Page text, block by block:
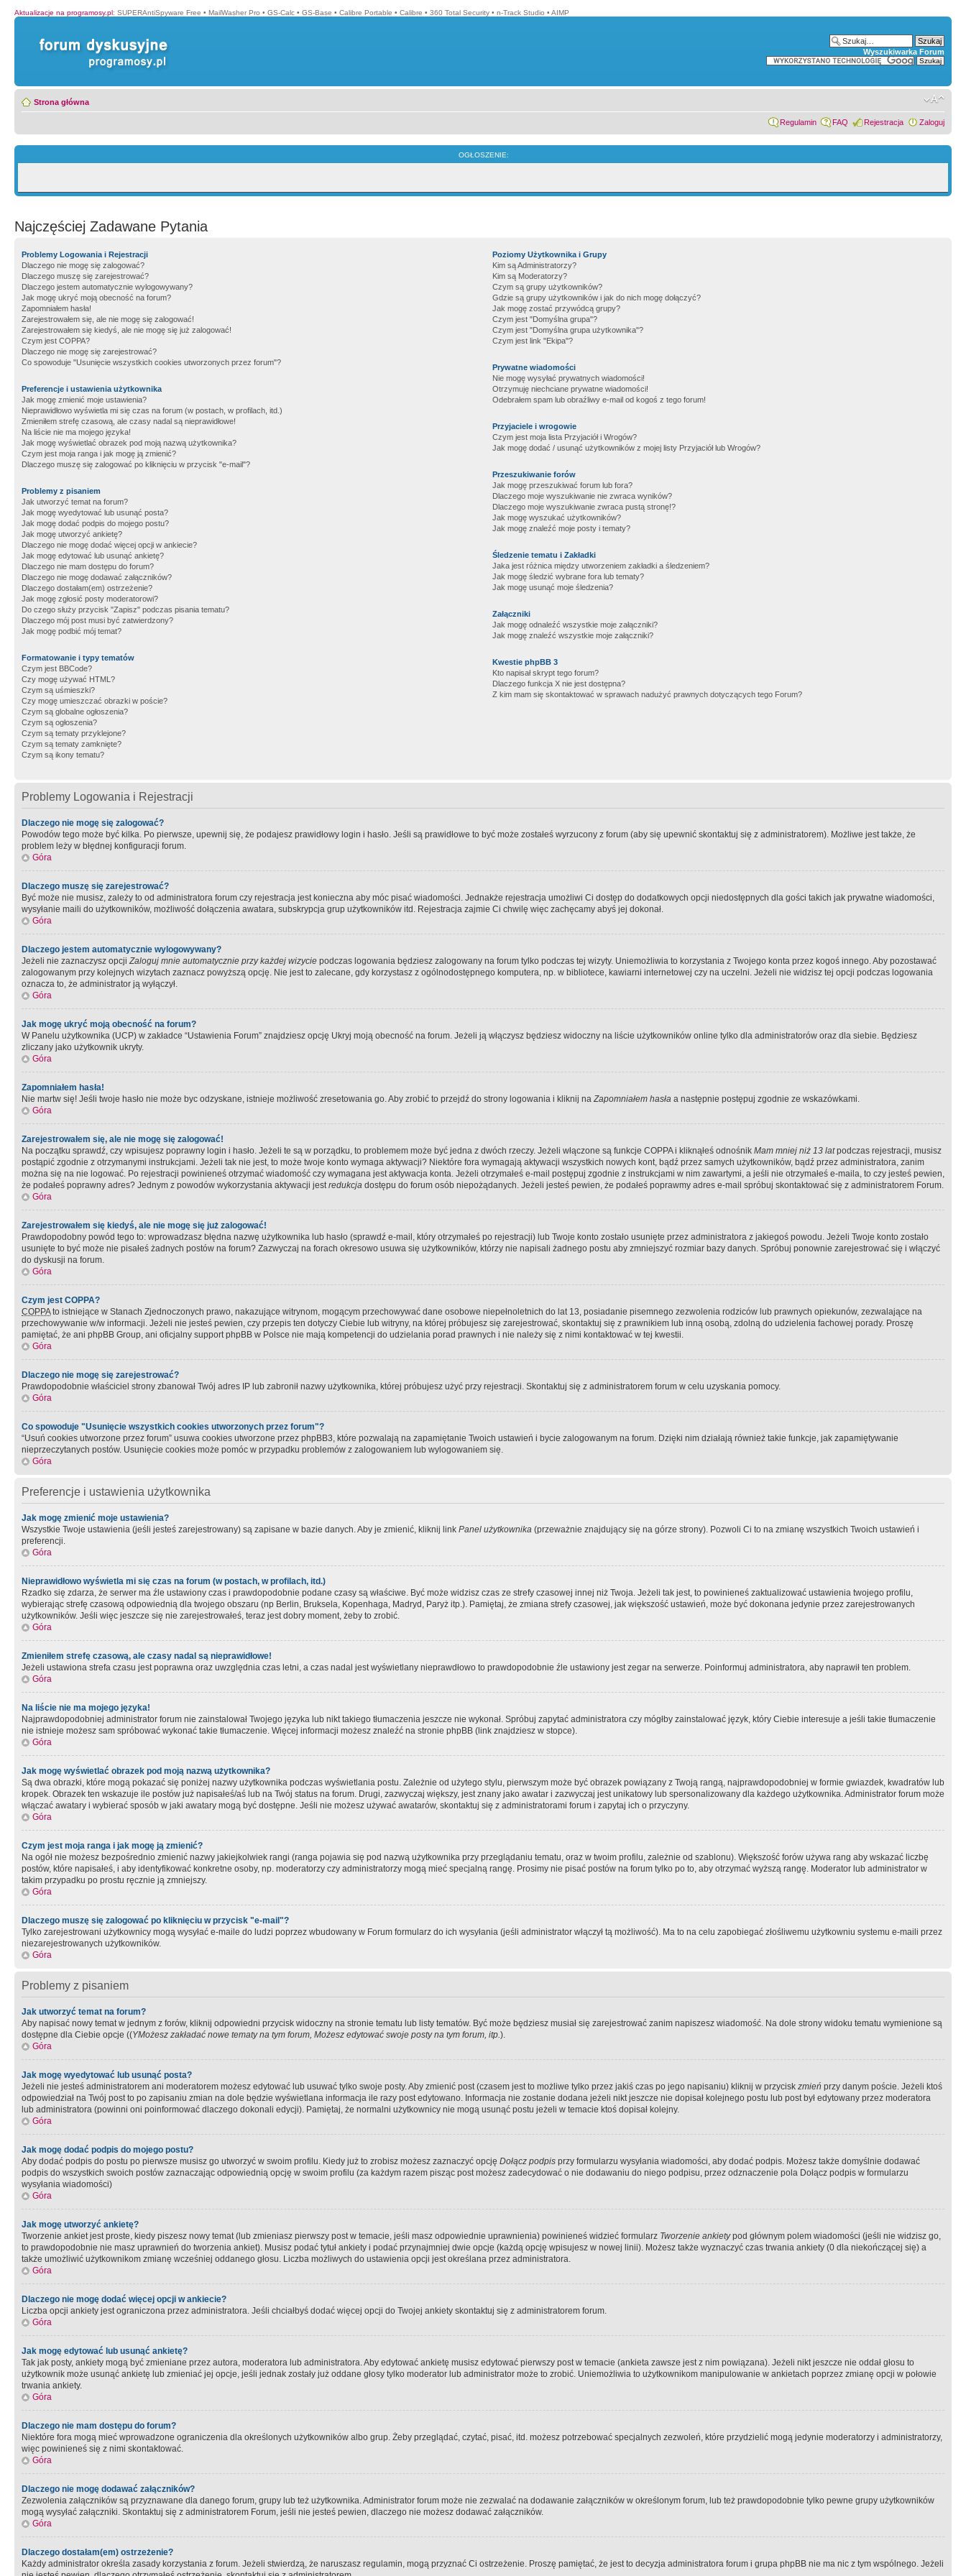
Aktualizacje na programosy.pl: SUPERAntiSpyware Free • MailWasher Pro • GS-Calc • GS-Base • Calibre Portable • Calibre • 360 Total Security • n-Track Studio • AIMP
Wyszukiwarka Forum
Strona główna
Regulamin FAQ Rejestracja Zaloguj
OGŁOSZENIE:
Najczęściej Zadawane Pytania
Problemy Logowania i Rejestracji
Dlaczego nie mogę się zalogować?
Dlaczego muszę się zarejestrować?
Dlaczego jestem automatycznie wylogowywany?
Jak mogę ukryć moją obecność na forum?
Zapomniałem hasła!
Zarejestrowałem się, ale nie mogę się zalogować!
Zarejestrowałem się kiedyś, ale nie mogę się już zalogować!
Czym jest COPPA?
Dlaczego nie mogę się zarejestrować?
Co spowoduje "Usunięcie wszystkich cookies utworzonych przez forum"?
Preferencje i ustawienia użytkownika
Jak mogę zmienić moje ustawienia?
Nieprawidłowo wyświetla mi się czas na forum (w postach, w profilach, itd.)
Zmieniłem strefę czasową, ale czasy nadal są nieprawidłowe!
Na liście nie ma mojego języka!
Jak mogę wyświetlać obrazek pod moją nazwą użytkownika?
Czym jest moja ranga i jak mogę ją zmienić?
Dlaczego muszę się zalogować po kliknięciu w przycisk "e-mail"?
Problemy z pisaniem
Jak utworzyć temat na forum?
Jak mogę wyedytować lub usunąć posta?
Jak mogę dodać podpis do mojego postu?
Jak mogę utworzyć ankietę?
Dlaczego nie mogę dodać więcej opcji w ankiecie?
Jak mogę edytować lub usunąć ankietę?
Dlaczego nie mam dostępu do forum?
Dlaczego nie mogę dodawać załączników?
Dlaczego dostałam(em) ostrzeżenie?
Jak mogę zgłosić posty moderatorowi?
Do czego służy przycisk "Zapisz" podczas pisania tematu?
Dlaczego mój post musi być zatwierdzony?
Jak mogę podbić mój temat?
Formatowanie i typy tematów
Czym jest BBCode?
Czy mogę używać HTML?
Czym są uśmieszki?
Czy mogę umieszczać obrazki w poście?
Czym są globalne ogłoszenia?
Czym są ogłoszenia?
Czym są tematy przyklejone?
Czym są tematy zamknięte?
Czym są ikony tematu?
Poziomy Użytkownika i Grupy
Kim są Administratorzy?
Kim są Moderatorzy?
Czym są grupy użytkowników?
Gdzie są grupy użytkowników i jak do nich mogę dołączyć?
Jak mogę zostać przywódcą grupy?
Czym jest "Domyślna grupa"?
Czym jest "Domyślna grupa użytkownika"?
Czym jest link "Ekipa"?
Prywatne wiadomości
Nie mogę wysyłać prywatnych wiadomości!
Otrzymuję niechciane prywatne wiadomości!
Odebrałem spam lub obraźliwy e-mail od kogoś z tego forum!
Przyjaciele i wrogowie
Czym jest moja lista Przyjaciół i Wrogów?
Jak mogę dodać / usunąć użytkowników z mojej listy Przyjaciół lub Wrogów?
Przeszukiwanie forów
Jak mogę przeszukiwać forum lub fora?
Dlaczego moje wyszukiwanie nie zwraca wyników?
Dlaczego moje wyszukiwanie zwraca pustą stronę!?
Jak mogę wyszukać użytkowników?
Jak mogę znaleźć moje posty i tematy?
Śledzenie tematu i Zakładki
Jaka jest różnica między utworzeniem zakładki a śledzeniem?
Jak mogę śledzić wybrane fora lub tematy?
Jak mogę usunąć moje śledzenia?
Załączniki
Jak mogę odnaleźć wszystkie moje załączniki?
Jak mogę znaleźć wszystkie moje załączniki?
Kwestie phpBB 3
Kto napisał skrypt tego forum?
Dlaczego funkcja X nie jest dostępna?
Z kim mam się skontaktować w sprawach nadużyć prawnych dotyczących tego Forum?
Problemy Logowania i Rejestracji
Dlaczego nie mogę się zalogować?
Powodów tego może być kilka. Po pierwsze, upewnij się, że podajesz prawidłowy login i hasło. Jeśli są prawidłowe to być może zostałeś wyrzucony z forum (aby się upewnić skontaktuj się z administratorem). Możliwe jest także, że
problem leży w błędnej konfiguracji forum.
Góra
Dlaczego muszę się zarejestrować?
Być może nie musisz, zależy to od administratora forum czy rejestracja jest konieczna aby móc pisać wiadomości. Jednakże rejestracja umożliwi Ci dostęp do dodatkowych opcji niedostępnych dla gości takich jak prywatne wiadomości,
wysyłanie maili do użytkowników, możliwość dołączenia awatara, subskrypcja grup użytkowników itd. Rejestracja zajmie Ci chwilę więc zachęcamy abyś jej dokonał.
Góra
Dlaczego jestem automatycznie wylogowywany?
Jeżeli nie zaznaczysz opcjiZaloguj mnie automatycznie przy każdej wizycie podczas logowania będziesz zalogowany na forum tylko podczas tej wizyty. Uniemożliwia to korzystania z Twojego konta przez kogoś innego. Aby pozostawać
zalogowanym przy kolejnych wizytach zaznacz powyższą opcję. Nie jest to zalecane, gdy korzystasz z ogólnodostępnego komputera, np. w bibliotece, kawiarni internetowej czy na uczelni. Jeżeli nie widzisz tej opcji podczas logowania
oznacza to, że administrator ją wyłączył.
Góra
Jak mogę ukryć moją obecność na forum?
W Panelu użytkownika (UCP) w zakładce “Ustawienia Forum” znajdziesz opcję Ukryj moją obecność na forum. Jeżeli ją włączysz będziesz widoczny na liście użytkowników online tylko dla administratorów oraz dla siebie. Będziesz
zliczany jako użytkownik ukryty.
Góra
Zapomniałem hasła!
Nie martw się! Jeśli twoje hasło nie może byc odzyskane, istnieje możliwość zresetowania go. Aby zrobić to przejdź do strony logowania i kliknij naZapomniałem hasła a następnie postępuj zgodnie ze wskazówkami.
Góra
Zarejestrowałem się, ale nie mogę się zalogować!
Na początku sprawdź, czy wpisujesz poprawny login i hasło. Jeżeli te są w porządku, to problemem może być jedna z dwóch rzeczy. Jeżeli włączone są funkcje COPPA i kliknąłeś odnośnik Mam mniej niż 13 latpodczas rejestracji, musisz
postąpić zgodnie z otrzymanymi instrukcjami. Jeżeli tak nie jest, to może twoje konto wymaga aktywacji? Niektóre fora wymagają aktywacji wszystkich nowych kont, bądź przez samych użytkowników, bądź przez administratora, zanim
można się na nie logować. Po rejestracji powinieneś otrzymać wiadomość czy wymagana jest aktywacja konta. Jeżeli otrzymałeś e-mail postępuj zgodnie z instrukcjami w nim zawartymi, a jeśli nie otrzymałeś e-maila, to czy jesteś pewien,
że podałeś poprawny adres? Jednym z powodów wykorzystania aktywacji jestredukcja dostępu do forum osób niepożądanych. Jeżeli jesteś pewien, że podałeś poprawmy adres e-mail spróbuj skontaktować się z administratorem Forum.
Góra
Zarejestrowałem się kiedyś, ale nie mogę się już zalogować!
Prawdopodobny powód tego to: wprowadzasz błędna nazwę użytkownika lub hasło (sprawdź e-mail, który otrzymałeś po rejestracji) lub Twoje konto zostało usunięte przez administratora z jakiegoś powodu. Jeżeli Twoje konto zostało
usunięte to być może nie pisałeś żadnych postów na forum? Zazwyczaj na forach okresowo usuwa się użytkowników, którzy nie napisali żadnego postu aby zmniejszyć rozmiar bazy danych. Spróbuj ponownie zarejestrować się i włączyć
do dyskusji na forum.
Góra
Czym jest COPPA?
COPPAto istniejące w Stanach Zjednoczonych prawo, nakazujące witrynom, mogącym przechowywać dane osobowe niepełnoletnich do lat 13, posiadanie pisemnego zezwolenia rodziców lub prawnych opiekunów, zezwalające na
przechowywanie w/w informacji. Jeżeli nie jesteś pewien, czy przepis ten dotyczy Ciebie lub witryny, na której próbujesz się zarejestrować, skontaktuj się z prawnikiem lub inną osobą, zdolną do udzielenia fachowej porady. Proszę
pamiętać, że ani phpBB Group, ani oficjalny support phpBB w Polsce nie mają kompetencji do udzielania porad prawnych i nie należy się z nimi kontaktować w tej kwestii.
Góra
Dlaczego nie mogę się zarejestrować?
Prawdopodobnie właściciel strony zbanował Twój adres IP lub zabronił nazwy użytkownika, której próbujesz użyć przy rejestracji. Skontaktuj się z administratorem forum w celu uzyskania pomocy.
Góra
Co spowoduje "Usunięcie wszystkich cookies utworzonych przez forum"?
“Usuń cookies utworzone przez forum” usuwa cookies utworzone przez phpBB3, które pozwalają na zapamiętanie Twoich ustawień i bycie zalogowanym na forum. Dzięki nim działają również takie funkcje, jak zapamiętywanie
nieprzeczytanych postów. Usunięcie cookies może pomóc w przypadku problemów z zalogowaniem lub wylogowaniem się.
Góra
Preferencje i ustawienia użytkownika
Jak mogę zmienić moje ustawienia?
Wszystkie Twoje ustawienia (jeśli jesteś zarejestrowany) są zapisane w bazie danych. Aby je zmienić, kliknij link Panel użytkownika (przeważnie znajdujący się na górze strony). Pozwoli Ci to na zmianę wszystkich Twoich ustawień i
preferencji.
Góra
Nieprawidłowo wyświetla mi się czas na forum (w postach, w profilach, itd.)
Rzadko się zdarza, że serwer ma źle ustawiony czas i prawdopodobnie podane czasy są właściwe. Być może widzisz czas ze strefy czasowej innej niż Twoja. Jeżeli tak jest, to powinieneś zaktualizować ustawienia twojego profilu,
wybierając strefę czasową odpowiednią dla twojego obszaru (np Berlin, Bruksela, Kopenhaga, Madryd, Paryż itp.). Pamiętaj, że zmiana strefy czasowej, jak większość ustawień, może być dokonana jedynie przez zarejestrowanych
użytkowników. Jeśli więc jeszcze się nie zarejestrowałeś, teraz jest dobry moment, żeby to zrobić.
Góra
Zmieniłem strefę czasową, ale czasy nadal są nieprawidłowe!
Jeżeli ustawiona strefa czasu jest poprawna oraz uwzględnia czas letni, a czas nadal jest wyświetlany nieprawdłowo to prawdopodobnie źle ustawiony jest zegar na serwerze. Poinformuj administratora, aby naprawił ten problem.
Góra
Na liście nie ma mojego języka!
Najprawdopodobniej administrator forum nie zainstalował Twojego języka lub nikt takiego tłumaczenia jeszcze nie wykonał. Spróbuj zapytać administratora czy mógłby zainstalować język, który Ciebie interesuje a jeśli takie tłumaczenie
nie istnieje możesz sam spróbować wykonać takie tłumaczenie. Więcej informacji możesz znaleźć na stronie phpBB (link znajdziesz w stopce).
Góra
Jak mogę wyświetlać obrazek pod moją nazwą użytkownika?
Są dwa obrazki, które mogą pokazać się poniżej nazwy użytkownika podczas wyświetlania postu. Zależnie od użytego stylu, pierwszym może być obrazek powiązany z Twoją rangą, najprawdopodobniej w formie gwiazdek, kwadratów lub
kropek. Obrazek ten wskazuje ile postów już napisałeś/aś lub na Twój status na forum. Drugi, zazwyczaj większy, jest znany jako awatar i zazwyczaj jest unikatowy lub spersonalizowany dla każdego użytkownika. Administrator forum może
włączać awatary i wybierać sposób w jaki awatary mogą być dostępne. Jeśli nie możesz używać awatarów, skontaktuj się z administratorami forum i zapytaj ich o przyczyny.
Góra
Czym jest moja ranga i jak mogę ją zmienić?
Na ogół nie możesz bezpośrednio zmienić nazwy jakiejkolwiek rangi (ranga pojawia się pod nazwą użytkownika przy przeglądaniu tematu, oraz w twoim profilu, zależnie od szablonu). Większość forów używa rang aby wskazać liczbę
postów, które napisałeś, i aby identyfikować konkretne osoby, np. moderatorzy czy administratorzy mogą mieć specjalną rangę. Prosimy nie pisać postów na forum tylko po to, aby otrzymać wyższą rangę. Moderator lub administrator w
takim przypadku po prostu ręcznie ją zmniejszy.
Góra
Dlaczego muszę się zalogować po kliknięciu w przycisk "e-mail"?
Tylko zarejestrowani użytkownicy mogą wysyłać e-maile do ludzi poprzez wbudowany w Forum formularz do ich wysyłania (jeśli administrator włączył tą możliwość). Ma to na celu zapobiegać złośliwemu użytkowniu systemu e-maili przez
niezarejestrowanych użytkowników.
Góra
Problemy z pisaniem
Jak utworzyć temat na forum?
Aby napisać nowy temat w jednym z forów, kliknij odpowiedni przycisk widoczny na stronie tematu lub listy tematów. Być może będziesz musiał się zarejestrować zanim napiszesz wiadomość. Na dole strony widoku tematu wymienione są
dostępne dla Ciebie opcje ((YMożesz zakładać nowe tematy na tym forum, Możesz edytować swoje posty na tym forum, itp.).
Góra
Jak mogę wyedytować lub usunąć posta?
Jeżeli nie jesteś administratorem ani moderatorem możesz edytować lub usuwać tylko swoje posty. Aby zmienić post (czasem jest to możliwe tylko przez jakiś czas po jego napisaniu) kliknij w przycisk zmień przy danym poście. Jeżeli ktoś
odpowiedział na Twój post to po zapisaniu zmian na dole będzie wyświetlana informacja ile razy post edytowano. Informacja nie zostanie dodana jeżeli nikt jeszcze nie dopisał kolejnego postu lub post był edytowany przez moderatora
lub administratora (powinni oni poinformować dlaczego dokonali edycji). Pamiętaj, że normalni użytkownicy nie mogą usunąć postu jeżeli w temacie ktoś dopisał kolejny.
Góra
Jak mogę dodać podpis do mojego postu?
Aby dodać podpis do postu po pierwsze musisz go utworzyć w swoim profilu. Kiedy już to zrobisz możesz zaznaczyć opcję Dołącz podpis przy formularzu wysyłania wiadomości, aby dodać podpis. Możesz także domyślnie dodawać
podpis do wszystkich swoich postów zaznaczając odpowiednią opcję w swoim profilu (za każdym razem pisząc post możesz zadecydować o nie dodawaniu do niego podpisu, przez odznaczenie pola Dołącz podpis w formularzu
wysyłania wiadomości)
Góra
Jak mogę utworzyć ankietę?
Tworzenie ankiet jest proste, kiedy piszesz nowy temat (lub zmieniasz pierwszy post w temacie, jeśli masz odpowiednie uprawnienia) powinieneś widzieć formularz Tworzenie ankietypod głównym polem wiadomości (jeśli nie widzisz go,
to prawdopodobnie nie masz uprawnień do tworzenia ankiet). Musisz podać tytuł ankiety i podać przynajmniej dwie opcje (każdą opcję wpisujesz w nowej linii). Możesz także wyznaczyć czas trwania ankiety (0 dla niekończącej się) a
także umożliwić użytkownikom zmianę wcześniej oddanego głosu. Liczba możliwych do ustawienia opcji jest określana przez administratora.
Góra
Dlaczego nie mogę dodać więcej opcji w ankiecie?
Liczba opcji ankiety jest ograniczona przez administratora. Jeśli chciałbyś dodać więcej opcji do Twojej ankiety skontaktuj się z administratorem forum.
Góra
Jak mogę edytować lub usunąć ankietę?
Tak jak posty, ankiety mogą być zmieniane przez autora, moderatora lub administratora. Aby edytować ankietę musisz edytować pierwszy post w temacie (ankieta zawsze jest z nim powiązana). Jeżeli nikt jeszcze nie oddał głosu to
użytkownik może usunąć ankietę lub zmieniać jej opcje, jeśli jednak zostały już oddane głosy tylko moderator lub administrator może to zrobić. Uniemożliwia to użytkownikom manipulowanie w ankietach poprzez zmianę opcji w połowie
trwania ankiety.
Góra
Dlaczego nie mam dostępu do forum?
Niektóre fora mogą mieć wprowadzone ograniczenia dla określonych użytkowników albo grup. Żeby przeglądać, czytać, pisać, itd. możesz potrzebować specjalnych zezwoleń, które przydzielić mogą jedynie moderatorzy i administratorzy,
więc powinieneś się z nimi skontaktować.
Góra
Dlaczego nie mogę dodawać załączników?
Zezwolenia załączników są przyznawane dla danego forum, grupy lub też użytkownika. Administrator forum może nie zezwalać na dodawanie załączników w określonym forum, lub też prawdopodobnie tylko pewne grupy użytkowników
mogą wysyłać załączniki. Skontaktuj się z administratorem Forum, jeśli nie jesteś pewien, dlaczego nie możesz dodawać załączników.
Góra
Dlaczego dostałam(em) ostrzeżenie?
Każdy administrator określa zasady korzystania z forum. Jeżeli stwierdzą, że naruszasz regulamin, mogą przyznać Ci ostrzeżenie. Proszę pamiętać, że jest to decyzja administratora forum i grupa phpBB nie ma nic z tym wspólnego. Jeżeli